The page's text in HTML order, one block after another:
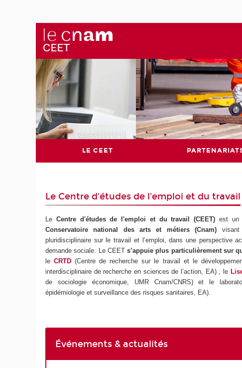
LE CEET
Le Centre d'études de l'emploi et du travail
Le Centre d'études de l'emploi et du travail (CEET) est
Conservatoire national des arts et métiers (Cnam)
pluridisciplinaire sur le travail et l’emploi, dans une perspective
demande sociale. Le CEETs’appuie plus particulièrement sur
leCRTD (Centre de recherche sur le travail et le
interdisciplinaire de recherche en sciences de l’action, EA) ; le
de sociologie économique, UMR Cnam/CNRS) et le
épidémiologie et surveillance des risques sanitaires, EA).
Événements & actualités